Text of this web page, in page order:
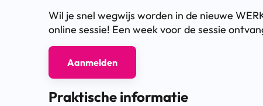
Wil je snel wegwijs worden in de nieuwe
online sessie! Een week voor de sessie
Aanmelden
Praktische informatie